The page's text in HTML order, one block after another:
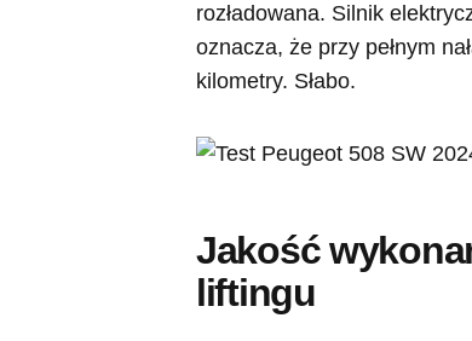
rozładowana. Silnik
oznacza, że przy pełnym
kilometry. Słabo.
Jakość
liftingu